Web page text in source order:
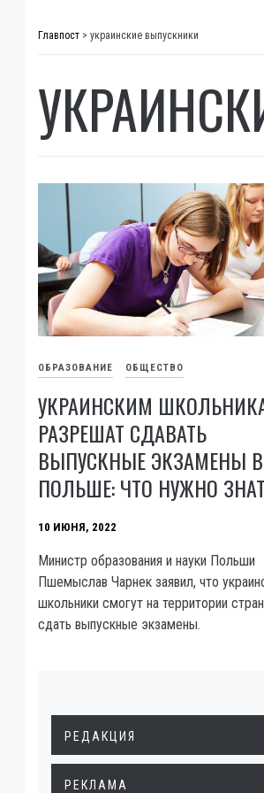
Главпост > украинские выпускники
ОБРАЗОВАНИЕ ОБЩЕСТВО
УКРАИНСКИМ
РАЗРЕШАТ СДАВАТЬ
ВЫПУСКНЫЕ ЭКЗАМЕНЫ В
ПОЛЬШЕ: ЧТО НУЖНО
10 ИЮНЯ, 2022
Министр образования и науки Польши
Пшемыслав Чарнек заявил, что
школьники смогут на территории
сдать выпускные экзамены.
РЕДАКЦИЯ
РЕКЛАМА